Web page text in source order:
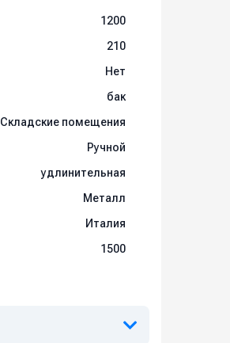
1200
210
Нет
бак
Складские помещения
Ручной
удлинительная
Металл
Италия
1500